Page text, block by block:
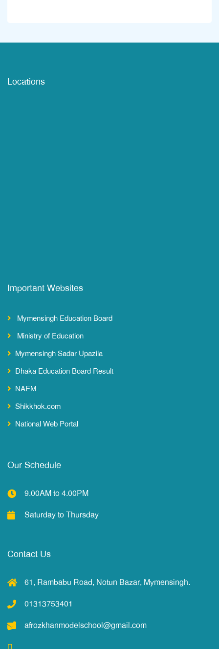
Locations
Important Websites
Mymensingh Education Board
Ministry of Education
Mymensingh Sadar Upazila
Dhaka Education Board Result
NAEM
Shikkhok.com
National Web Portal
Our Schedule
9.00AM to 4.00PM
Saturday to Thursday
Contact Us
61, Rambabu Road, Notun Bazar, Mymensingh.
01313753401
afrozkhanmodelschool@gmail.com